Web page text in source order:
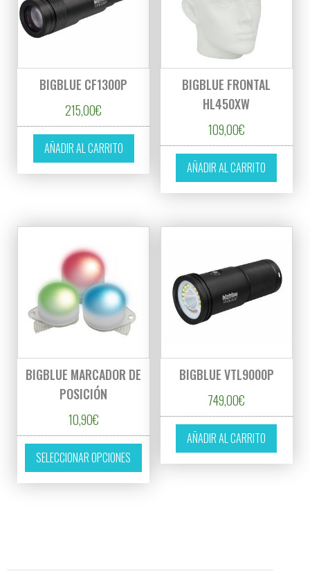
BIGBLUE CF1300P
215,00€
AÑADIR AL CARRITO
BIGBLUE FRONTAL
HL450XW
109,00€
AÑADIR AL CARRITO
BIGBLUE MARCADOR DE
POSICIÓN
10,90€
SELECCIONAR OPCIONES
Este producto tiene múltiples variantes.
BIGBLUE VTL9000P
749,00€
AÑADIR AL CARRITO